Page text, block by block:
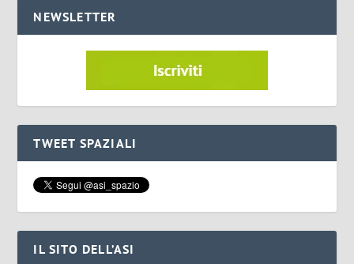
NEWSLETTER
TWEET SPAZIALI
IL SITO DELL’ASI